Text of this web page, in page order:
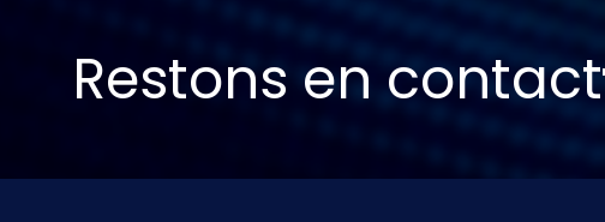
Restons en contact